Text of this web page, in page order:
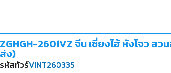
ZGHGH-2601VZ จีน เซี่ยงไฮ้ หังโจว
ส่ง)
รหัสทัวร์VINT260335